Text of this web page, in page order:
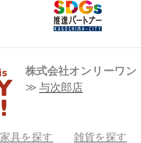
株式会社オンリーワン
与次郎店
家具を探す
雑貨を探す